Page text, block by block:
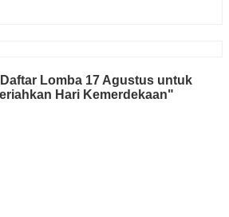
Lomba 17 Agustus untuk
Hari Kemerdekaan"